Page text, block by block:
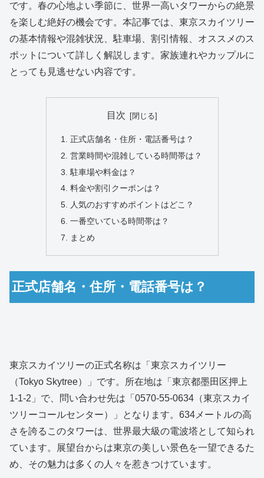
です。春の心地よい季節に、世界一高いタワーからの絶景
を楽しむ絶好の機会です。本記事では、東京スカイツリー
の基本情報や混雑状況、駐車場、割引情報、オススメのス
ポットについて詳しく解説します。家族連れやカップルに
とっても見逃せない内容です。
目次
正式店舗名・住所・電話番号は？
営業時間や混雑している時間帯は？
駐車場や料金は？
料金や割引クーポンは？
人気のおすすめポイントはどこ？
一番空いている時間帯は？
まとめ
正式店舗名・住所・電話番号は？
東京スカイツリーの正式名称は「東京スカイツリー
（Tokyo Skytree）」です。所在地は「東京都墨田区押上
1-1-2」で、問い合わせ先は「0570-55-0634（東京スカイ
ツリーコールセンター）」となります。634メートルの高
さを誇るこのタワーは、世界最大級の電波塔として知られ
ています。展望台からは東京の美しい景色を一望できるた
め、その魅力は多くの人々を惹きつけています。